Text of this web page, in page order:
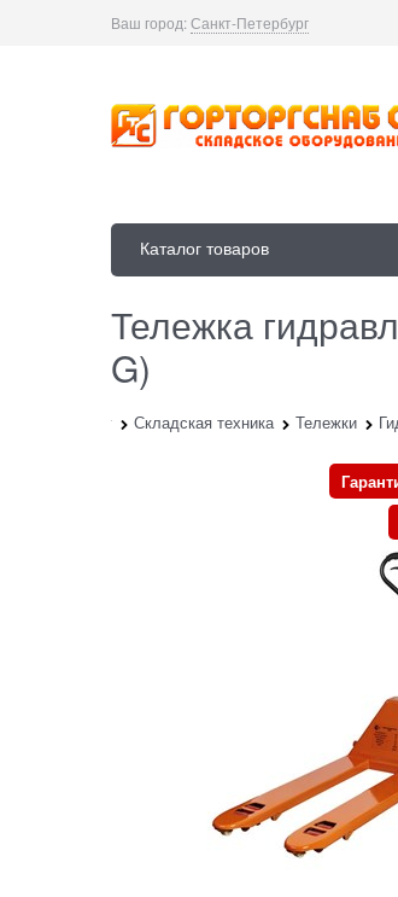
Ваш город:Санкт-Петербург
Каталог товаров
Тележка
G)
Каталог Складская техника Тележки